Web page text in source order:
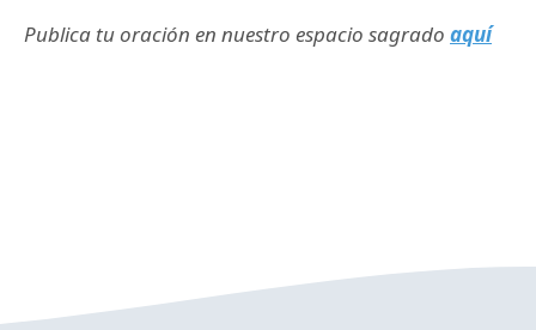
Publica tu oración en nuestro espacio sagrado aquí